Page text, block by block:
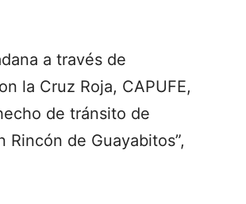
a través de
la Cruz Roja, CAPUFE,
de tránsito de
de Guayabitos”,